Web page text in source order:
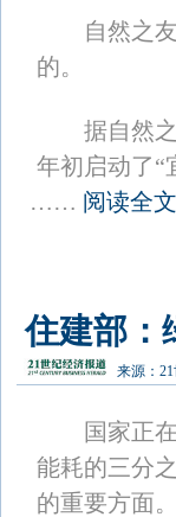
自然之友
的。
据自然之
年初启动了“
…… 阅读全
住建部：
来源：
国家正在
能耗的三分
的重要方面。